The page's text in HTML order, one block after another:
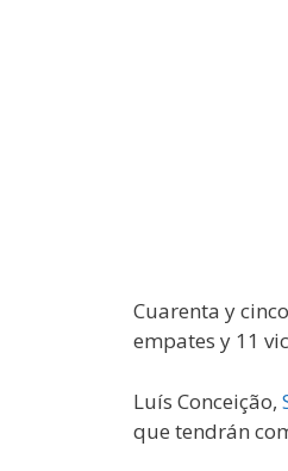
Cuarenta y
empates y 11
Luís Conceição,
que tendrán